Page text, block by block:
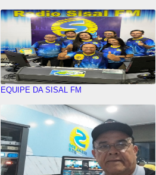
EQUIPE DA SISAL FM